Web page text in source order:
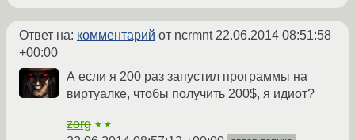
Ответ на: комментарий от ncrmnt22.06.2014 08:51:58
+00:00
А если я 200 раз запустил программы на
виртуалке, чтобы получить 200$, я идиот?
zorg ★★